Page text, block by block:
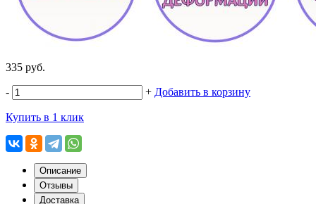
335 руб.
- + Добавить в корзину
Купить в 1 клик
Описание
Отзывы
Доставка